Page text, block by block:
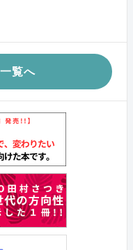
覧へ